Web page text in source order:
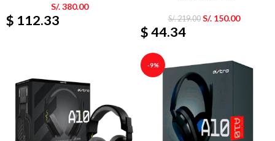
S/.380.00
$ 112.33 S/.219.00 S/.150.00
$ 44.34
-9%